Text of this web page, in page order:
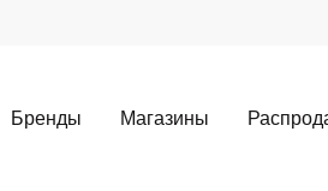
Бренды Магазины